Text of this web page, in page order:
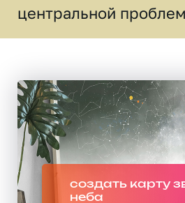
центральной
создать карту
неба